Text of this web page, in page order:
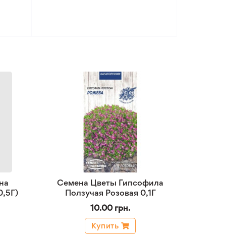
Семена Цветы Гипсофила
Ползучая Розовая 0,1Г
10.00 грн.
Купить